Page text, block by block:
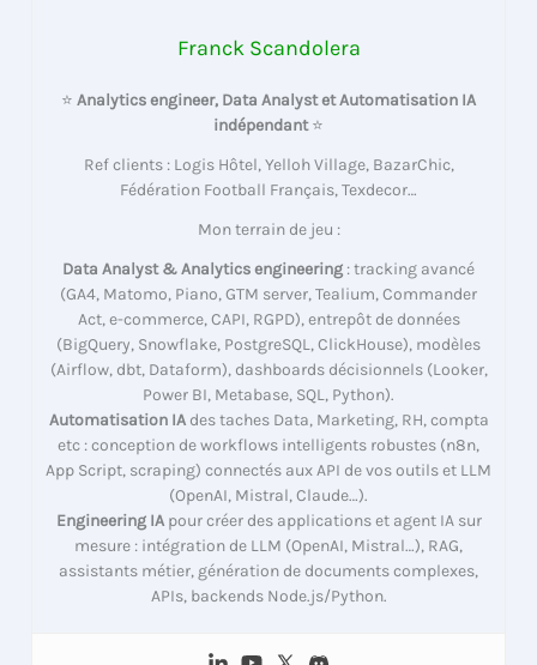
Franck Scandolera
⭐ Analytics engineer, Data Analyst et Automatisation IA
indépendant⭐
Ref clients : Logis Hôtel, Yelloh Village, BazarChic,
Fédération Football Français, Texdecor…
Mon terrain de jeu :
Data Analyst & Analytics engineering : tracking avancé
(GA4, Matomo, Piano, GTM server, Tealium, Commander
Act, e-commerce, CAPI, RGPD), entrepôt de données
(BigQuery, Snowflake, PostgreSQL, ClickHouse), modèles
(Airflow, dbt, Dataform), dashboards décisionnels (Looker,
Power BI, Metabase, SQL, Python).
Automatisation IAdes taches Data, Marketing, RH, compta
etc : conception de workflows intelligents robustes (n8n,
App Script, scraping) connectés aux API de vos outils et LLM
(OpenAI, Mistral, Claude…).
Engineering IApour créer des applications et agent IA sur
mesure : intégration de LLM (OpenAI, Mistral…), RAG,
assistants métier, génération de documents complexes,
APIs, backends Node.js/Python.